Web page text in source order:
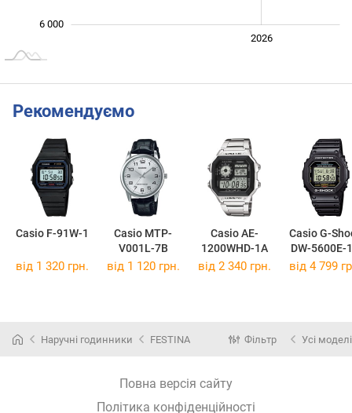
6 000
2026
Рекомендуємо
Casio F-91W-1
Casio MTP-
V001L-7B
Casio AE-
1200WHD-1A
Casio G-
DW-5600E-
від 1 320 грн. від 1 120 грн. від 2 340 грн. від 4 799
Наручні годинники FESTINA Фільтр Усі моделі
Повна версія сайту
Політика конфіденційності